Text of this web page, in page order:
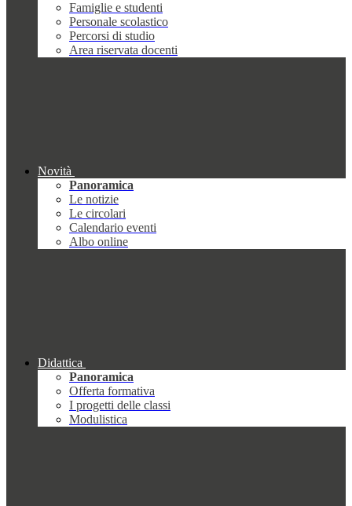
Famiglie e studenti
Personale scolastico
Percorsi di studio
Area riservata docenti
Novità
Panoramica
Le notizie
Le circolari
Calendario eventi
Albo online
Didattica
Panoramica
Offerta formativa
I progetti delle classi
Modulistica